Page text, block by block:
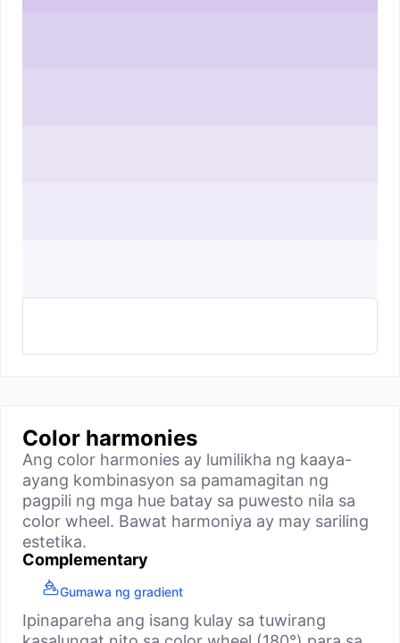
Color harmonies
Ang color harmonies ay lumilikha ng kaaya-
ayang kombinasyon sa pamamagitan ng
pagpili ng mga hue batay sa puwesto nila sa
color wheel. Bawat harmoniya ay may sariling
estetika.
Complementary
Gumawa ng gradient
Ipinapareha ang isang kulay sa tuwirang